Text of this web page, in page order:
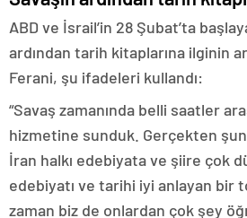
ABD ve İsrail’in 28 Şubat’ta
ardından tarih kitaplarına ilginin
Ferani, şu ifadeleri kullandı:
“Savaş zamanında belli saatler
hizmetine sunduk. Gerçekten
İran halkı edebiyata ve şiire çok
edebiyatı ve tarihi iyi anlayan bir
zaman biz de onlardan çok şey